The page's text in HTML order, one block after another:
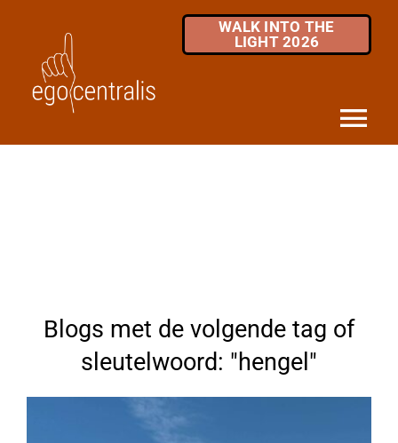
WALK INTO THE
LIGHT 2026
Blogs met de volgende tag of
sleutelwoord: "hengel"